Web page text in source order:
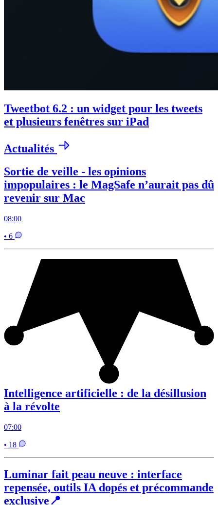
Tweetbot 6.2 : un widget pour les tweets
et plusieurs fenêtres sur iPad
Actualités
Sortie de veille - les opinions
impopulaires : le MagSafe n’aurait pas dû
revenir sur Mac
08:00
• 6
Intelligence artificielle : de la désillusion
à la révolte
07:00
• 18
Luminar fait peau neuve : interface
repensée, outils IA dopés et précommande
exclusive📍